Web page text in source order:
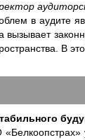
в аудите
В